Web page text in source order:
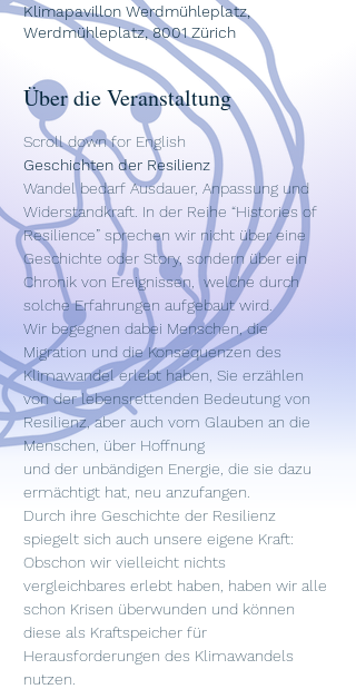
Klimapavillon Werdmühleplatz,
Werdmühleplatz, 8001 Zürich
Über die Veranstaltung
Scroll down for English
Geschichten der Resilienz
Wandel bedarf Ausdauer, Anpassung und
Widerstandkraft. In der Reihe “Histories of
Resilience” sprechen wir nicht über eine
Geschichte oder Story, sondern über ein
Chronik von Ereignissen,  welche durch
solche Erfahrungen aufgebaut wird.
Wir begegnen dabei Menschen, die
Migration und die Konsequenzen des
Klimawandel erlebt haben, Sie erzählen
von der lebensrettenden Bedeutung von
Resilienz, aber auch vom Glauben an die
Menschen, über Hoffnung
und der unbändigen Energie, die sie dazu
ermächtigt hat, neu anzufangen.
Durch ihre Geschichte der Resilienz
spiegelt sich auch unsere eigene Kraft:
Obschon wir vielleicht nichts
vergleichbares erlebt haben, haben wir alle
schon Krisen überwunden und können
diese als Kraftspeicher für
Herausforderungen des Klimawandels
nutzen.